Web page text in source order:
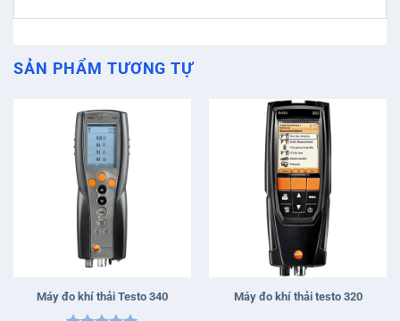
SẢN PHẨM TƯƠNG TỰ
Máy đo khí thải Testo 340 Máy đo khí thải testo 320